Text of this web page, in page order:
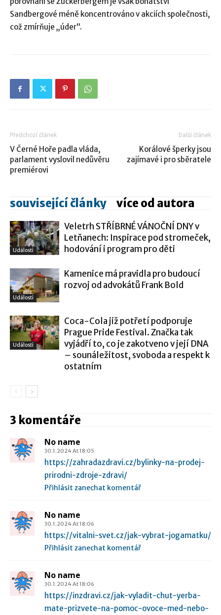
Sandbergové méně koncentrováno v akciích společnosti,
což zmírňuje „úder“.
Předchozí článek
V Černé Hoře padla vláda,
parlament vyslovil nedůvěru
premiérovi
Další článek
Korálové šperky jsou
zajímavé i pro sběratele
související články více od autora
Události
Veletrh STŘÍBRNÉ VÁNOČNÍ DNY v
Letňanech: Inspirace pod stromeček,
hodování i program pro děti
Události
Kamenice má pravidla pro budoucí
rozvoj od advokátů Frank Bold
Události
Coca-Cola již potřetí podporuje
Prague Pride Festival. Značka tak
vyjádří to, co je zakotveno v její DNA
– sounáležitost, svoboda a respekt k
ostatním
3 komentáře
No name
30.1.2024 At 18:05
https://zahradazdravi.cz/bylinky-na-prodej-
prirodni-zdroje-zdravi/
Přihlásit zanechat komentář
No name
30.1.2024 At 18:06
https://vitalni-svet.cz/jak-vybrat-jogamatku/
Přihlásit zanechat komentář
No name
30.1.2024 At 18:06
https://inzdravi.cz/jak-vyladit-chut-yerba-
mate-prizvete-na-pomoc-ovoce-med-nebo-